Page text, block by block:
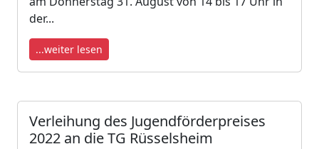
der...
...weiter lesen
Verleihung des Jugendförderpreises
2022 an die TG Rüsselsheim